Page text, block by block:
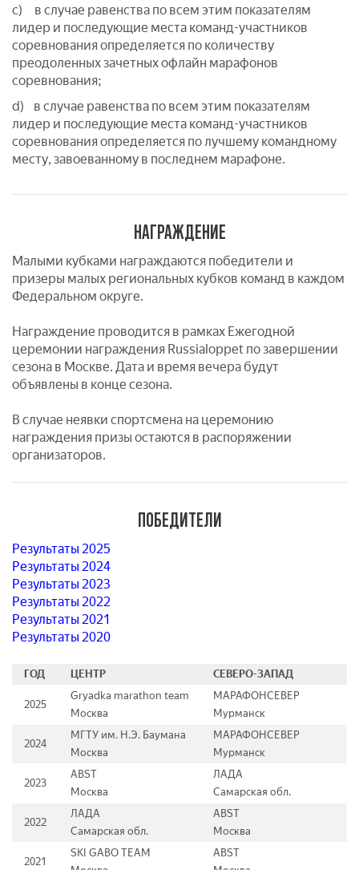
c) в случае равенства по всем этим показателям
лидер и последующие места команд-участников
соревнования определяется по количеству
преодоленных зачетных офлайн марафонов
соревнования;
d) в случае равенства по всем этим показателям
лидер и последующие места команд-участников
соревнования определяется по лучшему командному
месту, завоеванному в последнем марафоне.
НАГРАЖДЕНИЕ
Малыми кубками награждаются победители и
призеры малых региональных кубков команд в каждом
Федеральном округе.
Награждение проводится в рамках Ежегодной
церемонии награждения Russialoppet по завершении
сезона в Москве. Дата и время вечера будут
объявлены в конце сезона.
В случае неявки спортсмена на церемонию
награждения призы остаются в распоряжении
организаторов.
ПОБЕДИТЕЛИ
Результаты 2025
Результаты 2024
Результаты 2023
Результаты 2022
Результаты 2021
Результаты 2020
ГОД ЦЕНТР СЕВЕРО-ЗАПАД
2025
Gryadka marathon team
Москва
МАРАФОНСЕВЕР
Мурманск
2024
МГТУ им. Н.Э. Баумана
Москва
МАРАФОНСЕВЕР
Мурманск
2023
ABST
Москва
ЛАДА
Самарская обл.
2022
ЛАДА
Самарская обл.
ABST
Москва
2021
SKI GABO TEAM
ABST